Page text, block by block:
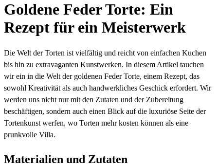
Goldene Feder Torte: Ein
Rezept für ein Meisterwerk
Die Welt der Torten ist vielfältig und reicht von einfachen Kuchen
bis hin zu extravaganten Kunstwerken. In diesem Artikel tauchen
wir ein in die Welt der goldenen Feder Torte, einem Rezept, das
sowohl Kreativität als auch handwerkliches Geschick erfordert. Wir
werden uns nicht nur mit den Zutaten und der Zubereitung
beschäftigen, sondern auch einen Blick auf die luxuriöse Seite der
Tortenkunst werfen, wo Torten mehr kosten können als eine
prunkvolle Villa.
Materialien und Zutaten